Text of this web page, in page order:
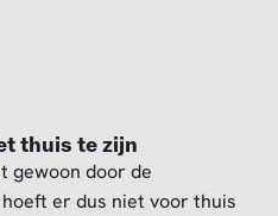
thuis te zijn
gewoon door de
er dus niet voor thuis